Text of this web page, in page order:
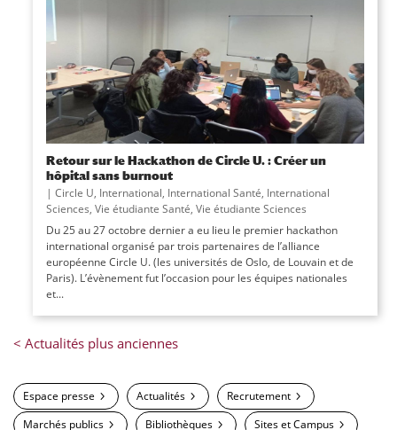
Retour sur le Hackathon de Circle U. : Créer un
hôpital sans burnout
| Circle U, International, International Santé, International
Sciences, Vie étudiante Santé, Vie étudiante Sciences
Du 25 au 27 octobre dernier a eu lieu le premier hackathon
international organisé par trois partenaires de l’alliance
européenne Circle U. (les universités de Oslo, de Louvain et de
Paris). L’évènement fut l’occasion pour les équipes nationales
et...
Espace presse Actualités
Recrutement
Marchés publics
Bibliothèques Sites et Campus